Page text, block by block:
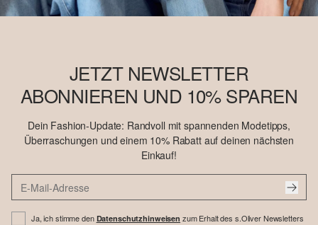
JETZT NEWSLETTER
ABONNIEREN UND 10% SPAREN
Dein Fashion-Update: Randvoll mit spannenden Modetipps,
Überraschungen und einem 10% Rabatt auf deinen nächsten
Einkauf!
Ja, ich stimme den Datenschutzhinweisen zum Erhalt des s.Oliver Newsletters